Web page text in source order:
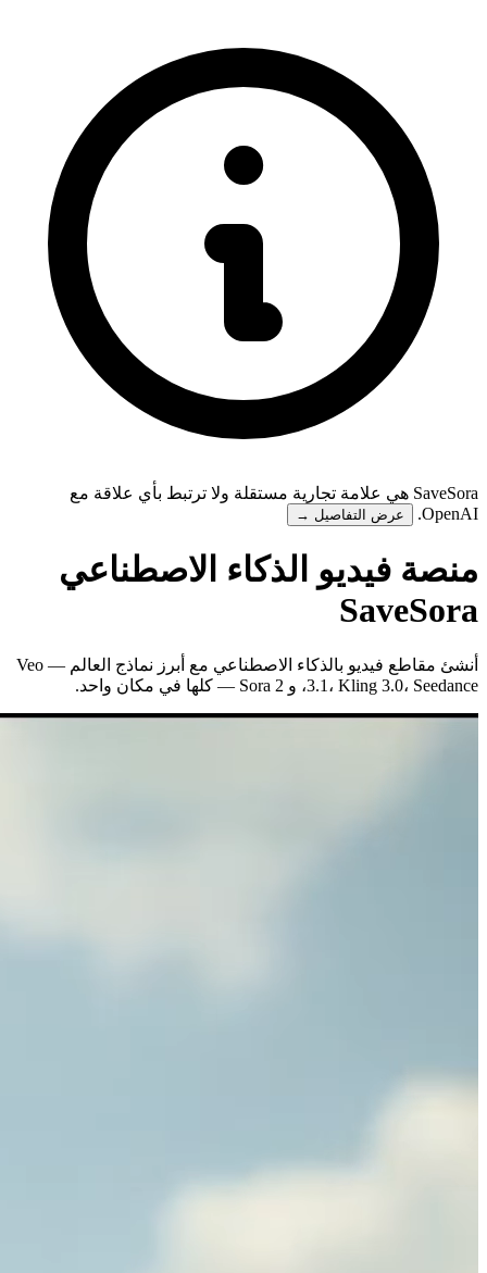
SaveSora هي علامة تجارية مستقلة ولا ترتبط بأي علاقة مع
OpenAI.
عرض التفاصيل →
منصة فيديو الذكاء الاصطناعي
SaveSora
أنشئ مقاطع فيديو بالذكاء الاصطناعي مع أبرز نماذج العالم — Veo
3.1، Kling 3.0، Seedance، و Sora 2 — كلها في مكان واحد.